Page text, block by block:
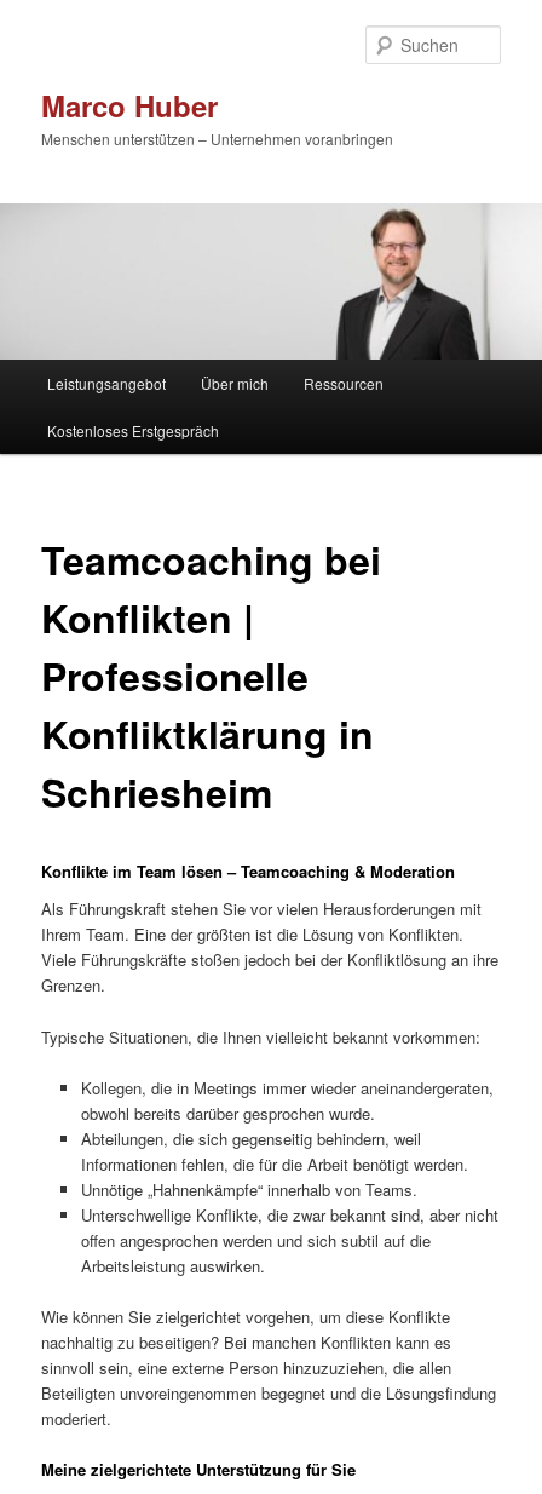
Marco Huber
Menschen unterstützen – Unternehmen voranbringen
Leistungsangebot Über mich Ressourcen
Kostenloses Erstgespräch
Teamcoaching bei
Konflikten |
Professionelle
Konfliktklärung in
Schriesheim
Konflikte im Team lösen – Teamcoaching & Moderation
Als Führungskraft stehen Sie vor vielen Herausforderungen mit
Ihrem Team. Eine der größten ist die Lösung von Konflikten.
Viele Führungskräfte stoßen jedoch bei der Konfliktlösung an ihre
Grenzen.
Typische Situationen, die Ihnen vielleicht bekannt vorkommen:
Kollegen, die in Meetings immer wieder aneinandergeraten,
obwohl bereits darüber gesprochen wurde.
Abteilungen, die sich gegenseitig behindern, weil
Informationen fehlen, die für die Arbeit benötigt werden.
Unnötige „Hahnenkämpfe“ innerhalb von Teams.
Unterschwellige Konflikte, die zwar bekannt sind, aber nicht
offen angesprochen werden und sich subtil auf die
Arbeitsleistung auswirken.
Wie können Sie zielgerichtet vorgehen, um diese Konflikte
nachhaltig zu beseitigen? Bei manchen Konflikten kann es
sinnvoll sein, eine externe Person hinzuzuziehen, die allen
Beteiligten unvoreingenommen begegnet und die Lösungsfindung
moderiert.
Meine zielgerichtete Unterstützung für Sie